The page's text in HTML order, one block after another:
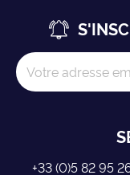
+33 (0)5 82 95